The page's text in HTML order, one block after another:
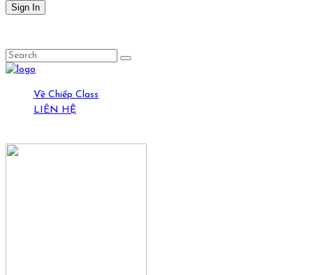
Sign In
Về Chiếp Class
LIÊN HỆ